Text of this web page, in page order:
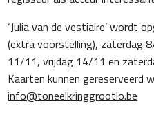
‘Julia van de vestiaire’ wordt
(extra voorstelling), zaterdag
11/11, vrijdag 14/11 en
Kaarten kunnen
info@toneelkringgrootlo.be